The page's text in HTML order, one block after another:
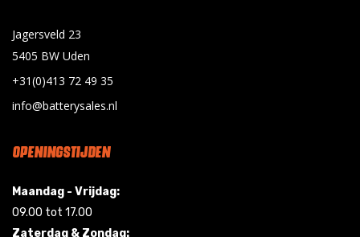
Jagersveld 23
5405 BW Uden
+31(0)413 72 49 35
info@batterysales.nl
OPENINGSTIJDEN
Maandag - Vrijdag:
09.00 tot 17.00
Zaterdag & Zondag: